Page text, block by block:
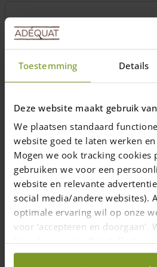
Toestemming Details
Deze website maakt gebruik
We plaatsen standaard
website goed te laten werken
Mogen we ook tracking cookies
gebruiken we voor een
website en relevante
social media/andere websites).
optimale ervaring wil op onze
voor ‘accepteren en doorgaan'.
Kies dan voor ‘zelf instellen’ en
wij wel mogen verzamelen.
Piquet en châtaignier avec
et plaque de sol Ø 7/9 cm
Longueur: 80, 100, 120, 150, 175
(cm)
22,50€
Livraison dans un délai de 10 jours
Choix des options